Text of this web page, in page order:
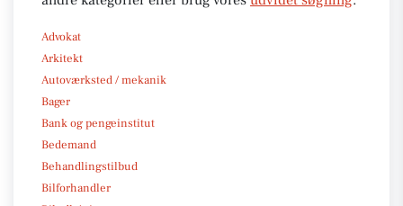
Advokat
Arkitekt
Autoværksted / mekanik
Bager
Bank og pengeinstitut
Bedemand
Behandlingstilbud
Bilforhandler